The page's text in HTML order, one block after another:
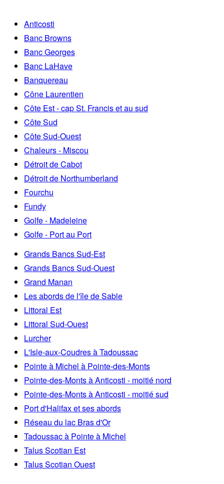
Anticosti
Banc Browns
Banc Georges
Banc LaHave
Banquereau
Cône Laurentien
Côte Est - cap St. Francis et au sud
Côte Sud
Côte Sud-Ouest
Chaleurs - Miscou
Détroit de Cabot
Détroit de Northumberland
Fourchu
Fundy
Golfe - Madeleine
Golfe - Port au Port
Grands Bancs Sud-Est
Grands Bancs Sud-Ouest
Grand Manan
Les abords de l'île de Sable
Littoral Est
Littoral Sud-Ouest
Lurcher
L'Isle-aux-Coudres à Tadoussac
Pointe à Michel à Pointe-des-Monts
Pointe-des-Monts à Anticosti - moitié nord
Pointe-des-Monts à Anticosti - moitié sud
Port d'Halifax et ses abords
Réseau du lac Bras d'Or
Tadoussac à Pointe à Michel
Talus Scotian Est
Talus Scotian Ouest